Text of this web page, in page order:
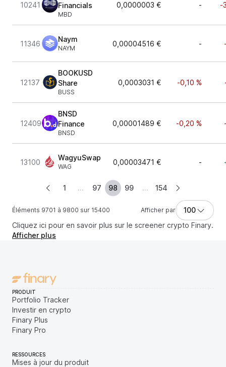
10241
Financials
MBD
0,0000003 € - -
11346
Naym
NAYM
0,00004516 € -
12137
BOOKUSD
Share
BUSS
0,0003031 € -0,10 %
12409
BNSD
Finance
BNSD
0,00001489 € -0,20 %
13100
WagyuSwap
WAG
0,00003471 € -
Éléments 9701 à 9800 sur 15400
1 ... 97 98 99 ... 154
Afficher par
100
Cliquez ici pour en savoir plus sur le screener crypto Finary.
Afficher plus
PRODUIT
Portfolio Tracker
Investir en crypto
Finary Plus
Finary Pro
RESSOURCES
Mises à jour du produit